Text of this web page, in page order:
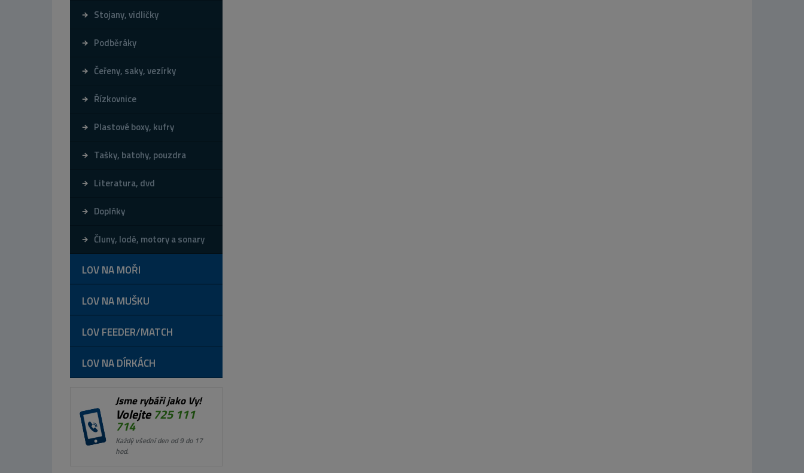
Stojany, vidličky
Podběráky
Čeřeny, saky, vezírky
Řízkovnice
Plastové boxy, kufry
Tašky, batohy, pouzdra
Literatura, dvd
Doplňky
Čluny, lodě, motory a sonary
LOV NA MOŘI
LOV NA MUŠKU
LOV FEEDER/MATCH
LOV NA DÍRKÁCH
Jsme rybáři jako Vy!
Volejte725 111
714
Každý všední den od 9 do 17
hod.